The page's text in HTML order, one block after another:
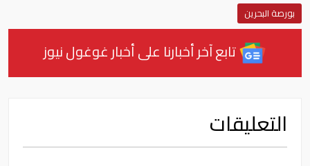
السعودية، بنسبة 3.49%.
فيما جاء على رأس الأسهم الأكثر انخفاضا في
التعاملات سهم مجموعة الحكير، بنسبة تراجع بلغت
بنسبة 1.31% ، ثم سهم شركة أسواق عبدالله العثيم ،